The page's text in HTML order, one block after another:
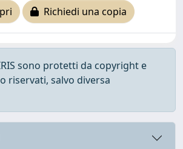
Richiedi una copia
sono protetti da copyright e
riservati, salvo diversa